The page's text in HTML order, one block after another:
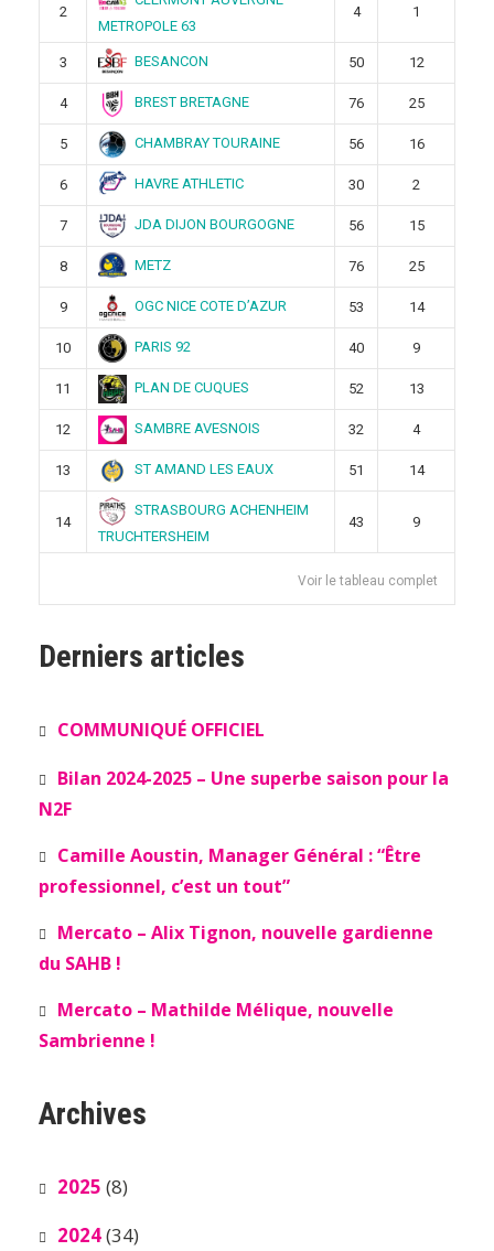
2
METROPOLE 63
4 1
3 BESANCON 50 12
4 BREST BRETAGNE 76 25
5 CHAMBRAY TOURAINE 56 16
6 HAVRE ATHLETIC 30 2
7 JDA DIJON BOURGOGNE 56 15
8 METZ 76 25
9 OGC NICE COTE D’AZUR 53 14
10 PARIS 92 40 9
11 PLAN DE CUQUES 52 13
12 SAMBRE AVESNOIS 32 4
13 ST AMAND LES EAUX 51 14
14
STRASBOURG ACHENHEIM
TRUCHTERSHEIM
43 9
Voir le tableau complet
Derniers articles
COMMUNIQUÉ OFFICIEL
Bilan 2024-2025 – Une superbe saison pour la
N2F
Camille Aoustin, Manager Général : “Être
professionnel, c’est un tout”
Mercato – Alix Tignon, nouvelle gardienne
du SAHB !
Mercato – Mathilde Mélique, nouvelle
Sambrienne !
Archives
2025 (8)
2024(34)